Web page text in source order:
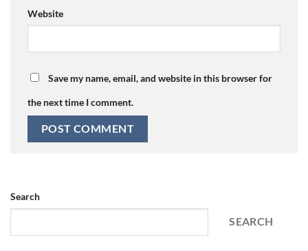
Website
Save my name, email, and website in this browser for
the next time I comment.
Search
SEARCH